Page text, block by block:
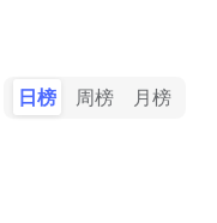
日榜 周榜 月榜